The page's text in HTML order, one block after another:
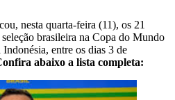
nesta quarta-feira (11), os 21
brasileira na Copa do Mundo
entre os dias 3 de
abaixo a lista completa: